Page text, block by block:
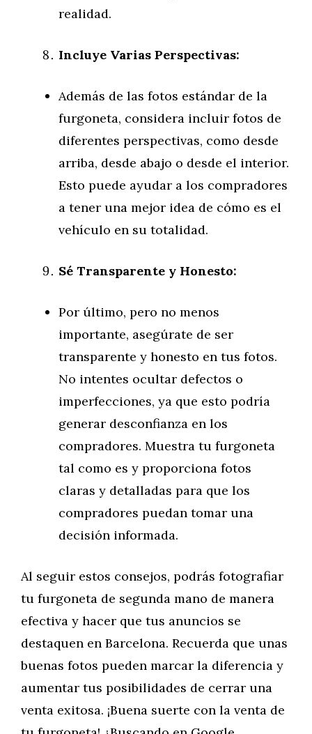
realidad.
Incluye Varias Perspectivas:
Además de las fotos estándar de la
furgoneta, considera incluir fotos de
diferentes perspectivas, como desde
arriba, desde abajo o desde el interior.
Esto puede ayudar a los compradores
a tener una mejor idea de cómo es el
vehículo en su totalidad.
Sé Transparente y Honesto:
Por último, pero no menos
importante, asegúrate de ser
transparente y honesto en tus fotos.
No intentes ocultar defectos o
imperfecciones, ya que esto podría
generar desconfianza en los
compradores. Muestra tu furgoneta
tal como es y proporciona fotos
claras y detalladas para que los
compradores puedan tomar una
decisión informada.
Al seguir estos consejos, podrás fotografiar
tu furgoneta de segunda mano de manera
efectiva y hacer que tus anuncios se
destaquen en Barcelona. Recuerda que unas
buenas fotos pueden marcar la diferencia y
aumentar tus posibilidades de cerrar una
venta exitosa. ¡Buena suerte con la venta de